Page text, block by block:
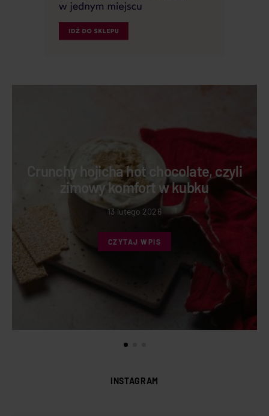
Crunchy hojicha hot chocolate, czyli
zimowy komfort w kubku
13 lutego 2026
CZYTAJ WPIS
INSTAGRAM